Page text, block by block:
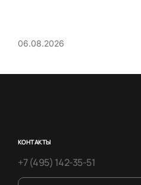
06.08.2026
КОНТАКТЫ
+7 (495) 142-35-51